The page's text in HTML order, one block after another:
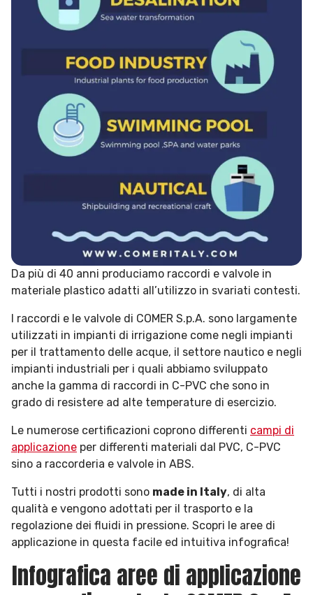
Da più di 40 anni produciamo raccordi e valvole in
materiale plastico adatti all’utilizzo in svariati contesti.
I raccordi e le valvole di COMER S.p.A. sono largamente
utilizzati in impianti di irrigazione come negli impianti
per il trattamento delle acque, il settore nautico e negli
impianti industriali per i quali abbiamo sviluppato
anche la gamma di raccordi in C-PVC che sono in
grado di resistere ad alte temperature di esercizio.
Le numerose certificazioni coprono differenti campi di
applicazione per differenti materiali dal PVC, C-PVC
sino a raccorderia e valvole in ABS.
Tutti i nostri prodotti sono made in Italy, di alta
qualità e vengono adottati per il trasporto e la
regolazione dei fluidi in pressione. Scopri le aree di
applicazione in questa facile ed intuitiva infografica!
Infografica aree di applicazione